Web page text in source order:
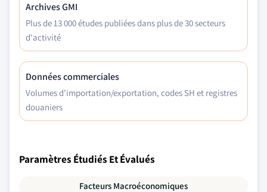
Archives GMI
Plus de 13 000 études publiées dans plus de 30 secteurs
d'activité
Données commerciales
Volumes d'importation/exportation, codes SH et registres
douaniers
Paramètres Étudiés Et Évalués
Facteurs Macroéconomiques